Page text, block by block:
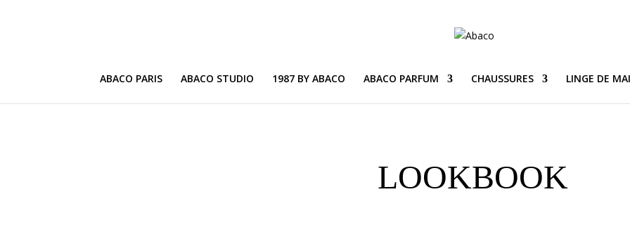
ABACO PARIS ABACO STUDIO 1987 BY ABACO ABACO PARFUM CHAUSSURES LINGE DE
LOOKBOOK